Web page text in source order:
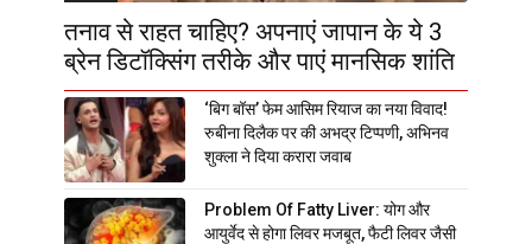
तनाव से राहत चाहिए? अपनाएं जापान के ये 3
ब्रेन डिटॉक्सिंग तरीके और पाएं मानसिक शांति
‘बिग बॉस’ फेम आसिम रियाज का नया विवाद!
रुबीना दिलैक पर की अभद्र टिप्पणी, अभिनव
शुक्ला ने दिया करारा जवाब
Problem Of Fatty Liver: योग और
आयुर्वेद से होगा लिवर मजबूत, फैटी लिवर जैसी